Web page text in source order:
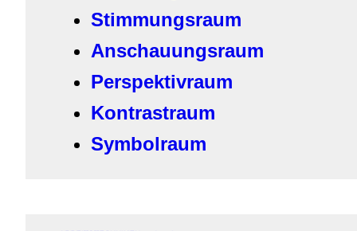
Stimmungsraum
Anschauungsraum
Perspektivraum
Kontrastraum
Symbolraum